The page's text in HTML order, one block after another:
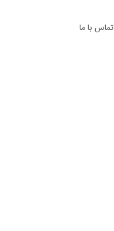
تماس با ما